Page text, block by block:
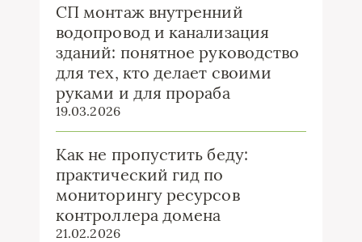
СП монтаж внутренний
водопровод и канализация
зданий: понятное руководство
для тех, кто делает своими
руками и для прораба
19.03.2026
Как не пропустить беду:
практический гид по
мониторингу ресурсов
контроллера домена
21.02.2026